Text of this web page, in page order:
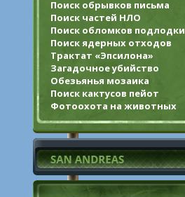
Поиск обрывков письма
Поиск частей НЛО
Поиск обломков подлодки
Поиск ядерных отходов
Трактат «Эпсилона»
Загадочное убийство
Обезьянья мозаика
Поиск кактусов пейот
Фотоохота на животных